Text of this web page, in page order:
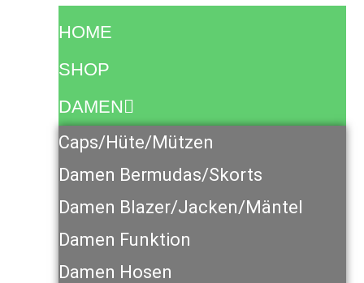
HOME
SHOP
DAMEN
Caps/Hüte/Mützen
Damen Bermudas/Skorts
Damen Blazer/Jacken/Mäntel
Damen Funktion
Damen Hosen